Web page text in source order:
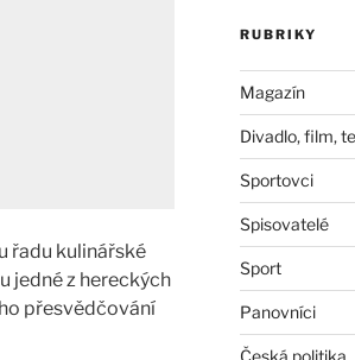
řadu kulinářské
jedné z hereckých
přesvědčování
RUBRIKY
Magazín
Divadlo, film,
Sportovci
Spisovatelé
Sport
Panovníci